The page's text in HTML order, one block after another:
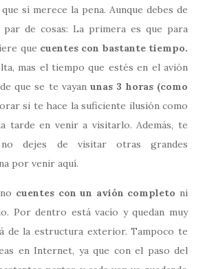
sí merece la pena. Aunque debes de
de cosas: La primera es que para
que cuentes con bastante tiempo.
mas el tiempo que estés en el avión
que se te vayanunas 3 horas (como
si te hace la suficiente ilusión como
tarde en venir a visitarlo. Además, te
no dejes de visitar otras grandes
por venir aquí.
cuentes con un avión completo ni
Por dentro está vacío y quedan muy
de la estructura exterior. Tampoco te
en Internet, ya que con el paso del